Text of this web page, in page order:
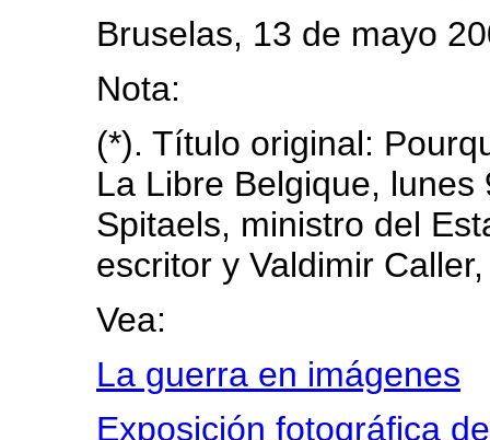
Bruselas, 13 de mayo
Nota:
(*). Título original:
La Libre Belgique,
Spitaels, ministro del
escritor y Valdimir
Vea:
La guerra en imágenes
Exposición fotográfica